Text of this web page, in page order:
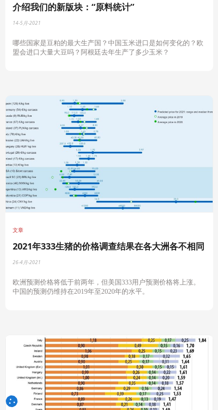
介绍我们的新版块：“原料统计”
14-5月-2021
哪些国家是豆粕的最大生产国？中国玉米进口是如何变化的？欧
盟会进口大量大豆吗？阿根廷去年生产了多少玉米？
文章
2021年333生猪的价格调查结果在各大洲各不相同
26-4月-2021
欧洲预测价格将低于前两年，但美国 333用户预测价格将上涨。
中国的预测仍维持在2019年至2020年的水平。